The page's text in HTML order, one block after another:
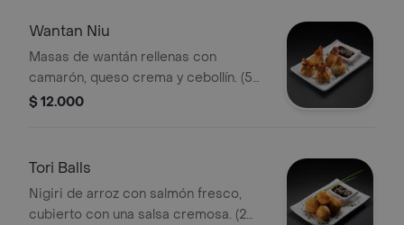
Wantan Niu
Masas de wantán rellenas con
camarón, queso crema y cebollín. (5
porciones)
$ 12.000
Tori Balls
Nigiri de arroz con salmón fresco,
cubierto con una salsa cremosa. (2